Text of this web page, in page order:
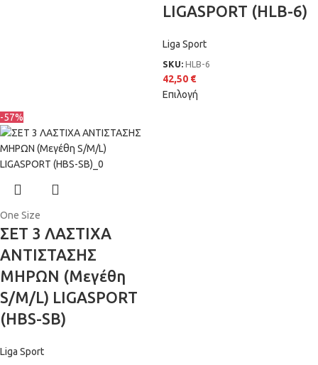
LIGASPORT (HLB-6)
Liga Sport
SKU: HLB-6
42,50 €
Επιλογή
-57%
One Size
ΣΕΤ 3 ΛΑΣΤΙΧΑ
ΑΝΤΙΣΤΑΣΗΣ
ΜΗΡΩΝ (Μεγέθη
S/M/L) LIGASPORT
(HBS-SB)
Liga Sport